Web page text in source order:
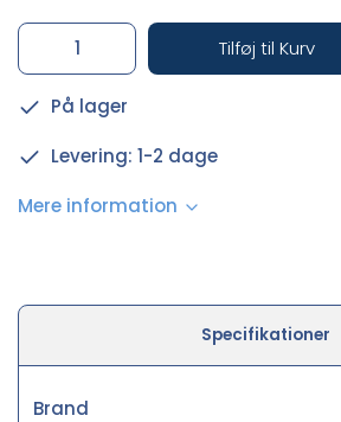
Tilføj til Kurv
På lager
Levering: 1-2 dage
Mere information
Specifikationer
Brand